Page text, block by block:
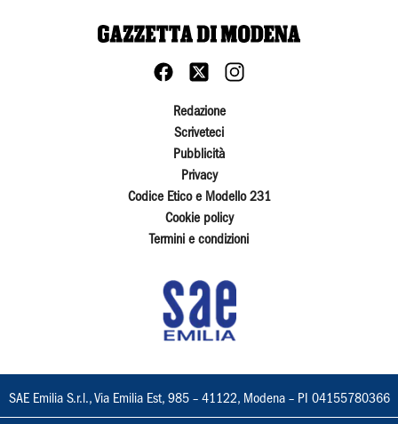
Redazione
Scriveteci
Pubblicità
Privacy
Codice Etico e Modello 231
Cookie policy
Termini e condizioni
SAE Emilia S.r.l., Via Emilia Est, 985 – 41122, Modena – PI 04155780366